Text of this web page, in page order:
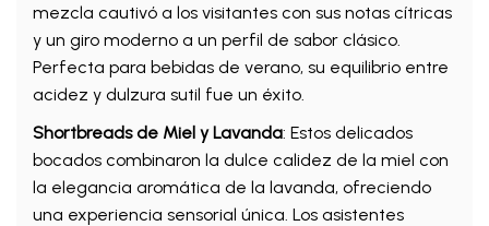
mezcla cautivó a los visitantes con sus notas cítricas
y un giro moderno a un perfil de sabor clásico.
Perfecta para bebidas de verano, su equilibrio entre
acidez y dulzura sutil fue un éxito.
Shortbreads de Miel y Lavanda: Estos delicados
bocados combinaron la dulce calidez de la miel con
la elegancia aromática de la lavanda, ofreciendo
una experiencia sensorial única. Los asistentes